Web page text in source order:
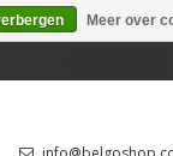
Meer over